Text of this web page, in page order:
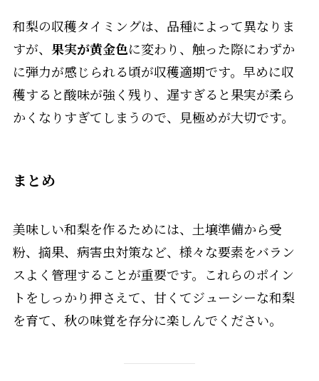
和梨の収穫タイミングは、品種によって異なりま
すが、 果実が黄金色に変わり、触った際にわずか
に弾力が感じられる頃が収穫適期です。早めに収
穫すると酸味が強く残り、遅すぎると果実が柔ら
かくなりすぎてしまうので、見極めが大切です。
まとめ
美味しい和梨を作るためには、土壌準備から受
粉、摘果、病害虫対策など、様々な要素をバラン
スよく管理することが重要です。これらのポイン
トをしっかり押さえて、甘くてジューシーな和梨
を育て、秋の味覚を存分に楽しんでください。